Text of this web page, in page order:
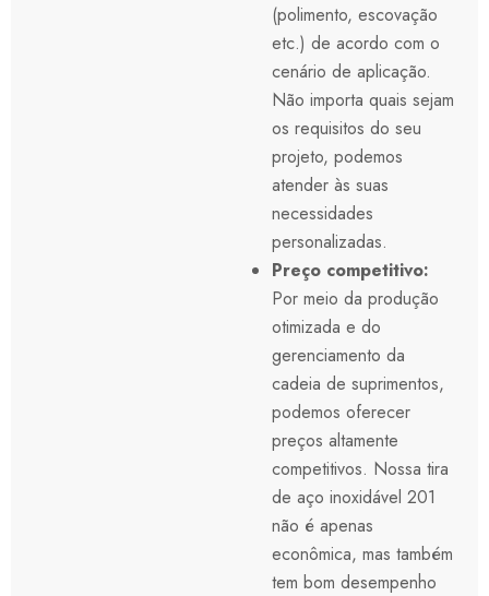
(polimento, escovação
etc.) de acordo com o
cenário de aplicação.
Não importa quais sejam
os requisitos do seu
projeto, podemos
atender às suas
necessidades
personalizadas.
Preço competitivo:
Por meio da produção
otimizada e do
gerenciamento da
cadeia de suprimentos,
podemos oferecer
preços altamente
competitivos. Nossa tira
de aço inoxidável 201
não é apenas
econômica, mas também
tem bom desempenho